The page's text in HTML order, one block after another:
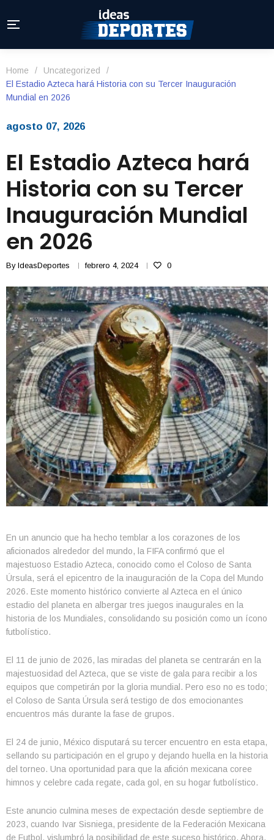
Home / Uncategorized
/
El Estadio Azteca hará Historia con su Tercer Inauguración
Mundial en 2026
agosto 07, 2026
El Estadio Azteca hará
Historia con su Tercer
Inauguración Mundial
en 2026
By IdeasDeportes febrero 4, 2024 0
En un anuncio que ha hecho temblar a los corazones de los
aficionados alrededor del mundo, la FIFA confirmó que el
majestuoso Estadio Azteca, conocido como el Coloso de Santa
Úrsula, será el epicentro de la inauguración de la Copa del Mundo
2026. Este momento histórico convierte al Azteca en el único
estadio del planeta en albergar tres juegos inaugurales en la
historia de los Mundiales, consolidando su posición como un ícono
futbolístico.
El 11 de junio de 2026, las miradas del planeta se centrarán en la
majestuosidad del Azteca, que se viste de gala para recibir a los
equipos que competirán por la gloria mundial. Pero eso no es todo;
el Coloso de Santa Úrsula será testigo de dos emocionantes
encuentros más durante la fase de grupos.
El 24 de junio, México disputará su tercer encuentro en esta etapa,
sellando su participación en el grupo y dejando huella en la historia
del torneo. Una oportunidad para que la afición mexicana coree
himnos y celebre cada regate, cada gol, en su hogar futbolístico.
Este anuncio culmina meses de expectación desde septiembre de
2023, cuando Ivar Sisniega, presidente de la Federación Mexicana
de Futbol, vislumbró la posibilidad de este suceso histórico. Ahora,